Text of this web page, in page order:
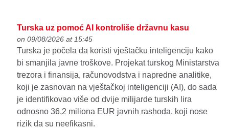
Turska uz pomoć AI kontroliše državnu kasu
on 09/08/2026 at 15:45
Turska je počela da koristi vještačku inteligenciju kako
bi smanjila javne troškove. Projekat turskog Ministarstva
trezora i finansija, računovodstva i napredne analitike,
koji je zasnovan na vještačkoj inteligenciji (AI), do sada
je identifikovao više od dvije milijarde turskih lira
odnosno 36,2 miliona EUR javnih rashoda, koji nose
rizik da su neefikasni.